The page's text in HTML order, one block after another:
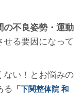
の不良姿勢・運動
せる要因になって
ない！とお悩みの
る
「下関整体院 和